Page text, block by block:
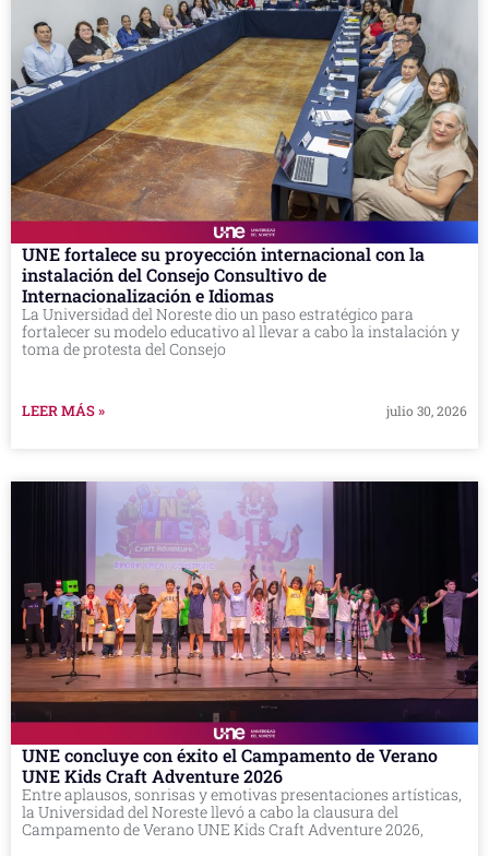
UNE fortalece su proyección internacional con la
instalación del Consejo Consultivo de
Internacionalización e Idiomas
La Universidad del Noreste dio un paso estratégico para
fortalecer su modelo educativo al llevar a cabo la instalación y
toma de protesta del Consejo
LEER MÁS » julio 30, 2026
UNE concluye con éxito el Campamento de Verano
UNE Kids Craft Adventure 2026
Entre aplausos, sonrisas y emotivas presentaciones artísticas,
la Universidad del Noreste llevó a cabo la clausura del
Campamento de Verano UNE Kids Craft Adventure 2026,